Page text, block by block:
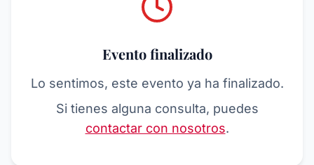
Evento finalizado
Lo sentimos, este evento ya ha finalizado.
Si tienes alguna consulta, puedes
contactar con nosotros.